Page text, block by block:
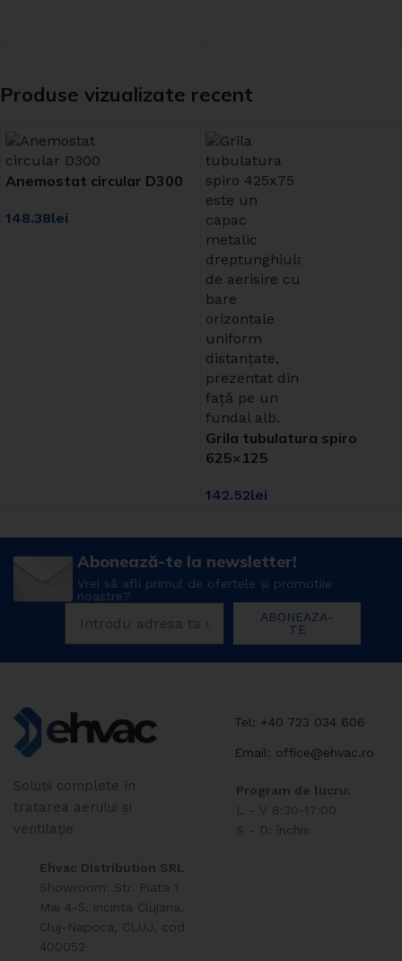
Produse vizualizate recent
Anemostat circular D300
148.38lei
Grila tubulatura spiro
625×125
142.52lei
Abonează-te la newsletter!
Vrei să afli primul de ofertele și promotiie
noastre?
ABONEAZA-
TE
Soluții complete în
tratarea aerului și
ventilație
Ehvac Distribution SRL
Showroom: Str. Piata 1
Mai 4-5, incinta Clujana,
Cluj-Napoca, CLUJ, cod
400052
Tel: +40 723 034 606
Email: office@ehvac.ro
Program de lucru:
L - V 8:30-17:00
S - D: închis